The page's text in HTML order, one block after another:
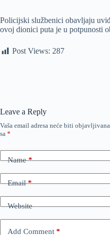
Policijski službenici obavljaju
ovoj dionici puta je u potpunosti
Post Views: 287
Leave a Reply
Vaša email adresa neće biti objavljivana.
sa *
Name*
Email*
Website
Add Comment *